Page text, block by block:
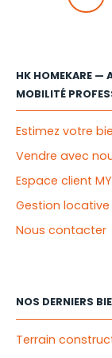
HK HOMEKARE —
MOBILITÉ
Estimez votre
Vendre avec
Espace client MY
Gestion locative
Nous contacter
NOS DERNIERS
Terrain